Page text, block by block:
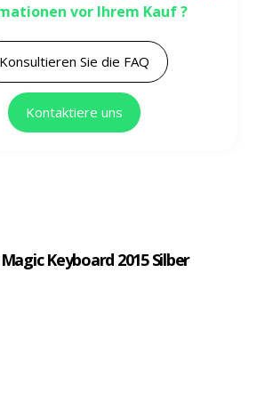
vor Ihrem Kauf ?
Konsultieren Sie die FAQ
Kontaktiere uns
Keyboard 2015 Silber